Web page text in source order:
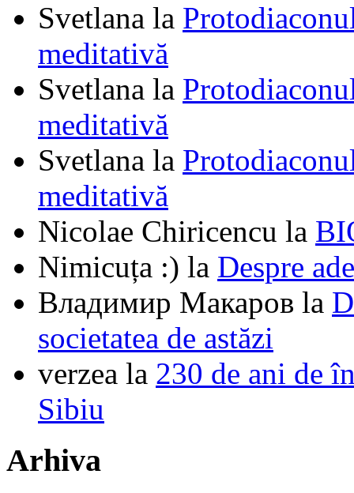
Svetlana la
meditativă
Svetlana la
meditativă
Svetlana la
meditativă
Nicolae Chiricencu la
Nimicuța :) la Despre
Владимир Макаров la
societatea de astăzi
verzea la 230 de ani de
Sibiu
Arhiva